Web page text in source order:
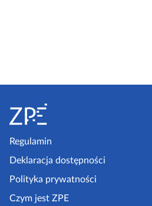
Regulamin
Deklaracja dostępności
Polityka prywatności
Czym jest ZPE